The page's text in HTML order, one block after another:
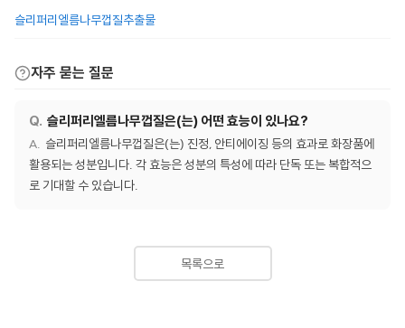
슬리퍼리엘름나무껍질추출물
자주 묻는 질문
슬리퍼리엘름나무껍질은(는) 어떤 효능이 있나요?
슬리퍼리엘름나무껍질은(는) 진정, 안티에이징 등의 효과로 화장품에
활용되는 성분입니다. 각 효능은 성분의 특성에 따라 단독 또는 복합적으
로 기대할 수 있습니다.
목록으로